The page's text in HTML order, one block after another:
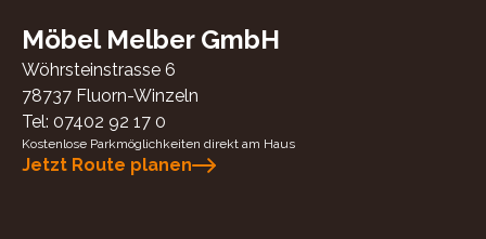
Möbel Melber GmbH
Wöhrsteinstrasse 6
78737 Fluorn-Winzeln
Tel: 07402 92 17 0
Kostenlose Parkmöglichkeiten direkt am Haus
Jetzt Route planen